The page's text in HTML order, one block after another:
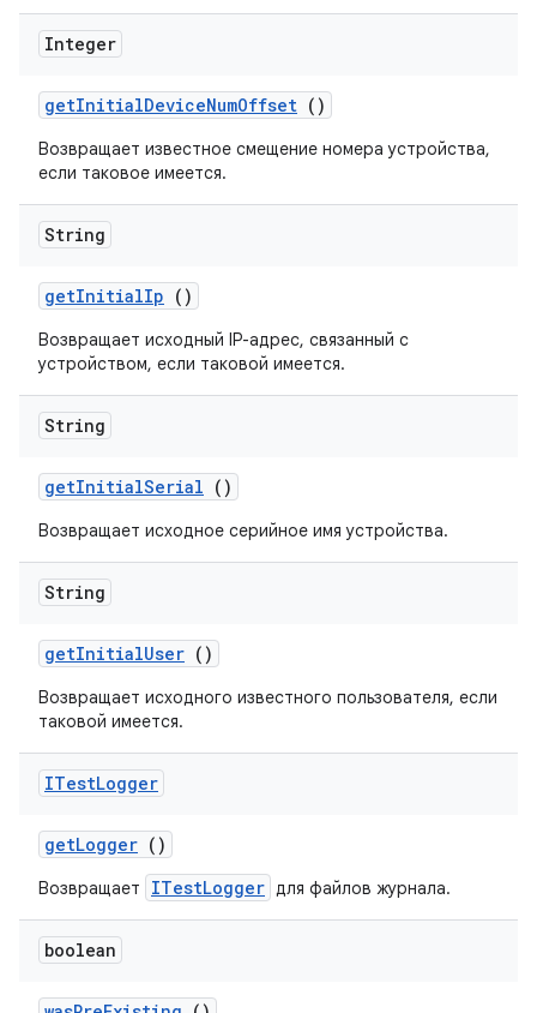
Integer
getInitialDeviceNumOffset ()
Возвращает известное смещение номера устройства,
если таковое имеется.
String
getInitialIp ()
Возвращает исходный IP-адрес, связанный с
устройством, если таковой имеется.
String
getInitialSerial ()
Возвращает исходное серийное имя устройства.
String
getInitialUser ()
Возвращает исходного известного пользователя, если
таковой имеется.
ITestLogger
getLogger ()
Возвращает ITestLogger для файлов журнала.
boolean